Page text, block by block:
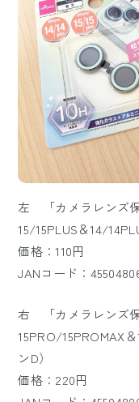
左 「カメラレンズ保
15/15PLUS＆14/
価格：110円
JANコード：
右 「カメラレンズ保
15PRO/15PROMAX
ンD）
価格：220円